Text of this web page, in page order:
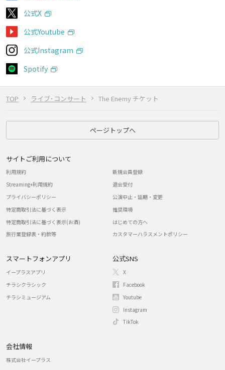
TOP ライブ･コンサート The Enemy チケット
公式X
公式Youtube
公式Instagram
Spotify
ページトップへ
サイトご利用について
利用規約
Streaming+利用規約
プライバシーポリシー
特定商取引法に基づく表示
特定商取引法に基づく表示(お酒)
旅行業登録表・約款等
新規会員登録
退会受付
公演中止・延期・変更
推奨環境
はじめての方へ
カスタマーハラスメントポリシー
スマートフォンアプリ
イープラスアプリ
チラシクラシック
チラシミュージアム
公式SNS
X
Facebook
Youtube
Instagram
TikTok
会社情報
株式会社イープラス